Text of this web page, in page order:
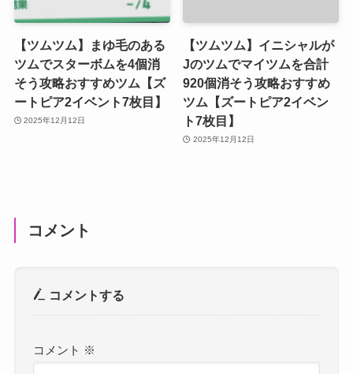
【ツムツム】まゆ毛のある
ツムでスターボムを4個消
そう攻略おすすめツム【ズ
ートピア2イベント7枚目】
2025年12月12日
【ツムツム】イニシャルが
Jのツムでマイツムを合計
920個消そう攻略おすすめ
ツム【ズートピア2イベン
ト7枚目】
2025年12月12日
コメント
コメントする
コメント ※